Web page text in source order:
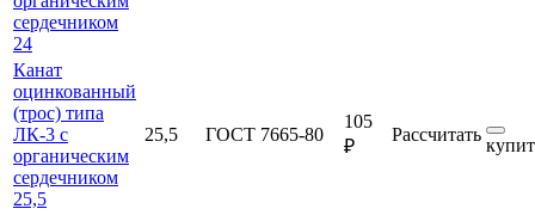
сердечником
24
Канат
оцинкованный
(трос) типа
ЛК-3 с
органическим
сердечником
25,5
25,5 ГОСТ 7665-80
105
₽
Рассчитать